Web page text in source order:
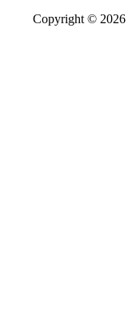
Copyright © 2026